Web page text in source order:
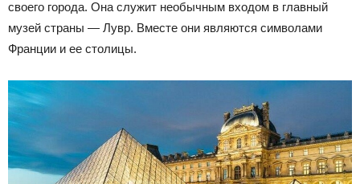
своего города. Она служит необычным входом в главный
музей страны — Лувр. Вместе они являются символами
Франции и ее столицы.